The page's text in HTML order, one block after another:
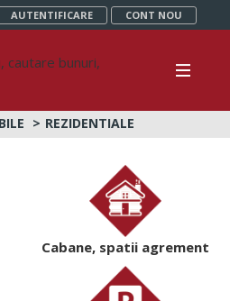
AUTENTIFICARE CONT NOU
REZIDENTIALE
Cabane, spatii agrement